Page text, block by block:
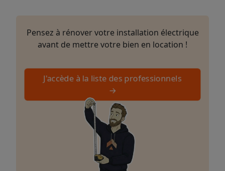
Pensez à rénover votre installation électrique
avant de mettre votre bien en location !
J'accède à la liste des professionnels
→